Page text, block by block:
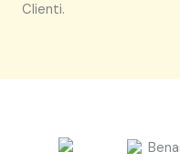
Clienti.